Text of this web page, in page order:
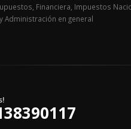
Financiera, Impuestos
Administración en general